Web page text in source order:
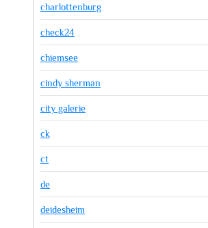
charlottenburg
check24
chiemsee
cindy sherman
city galerie
ck
ct
de
deidesheim